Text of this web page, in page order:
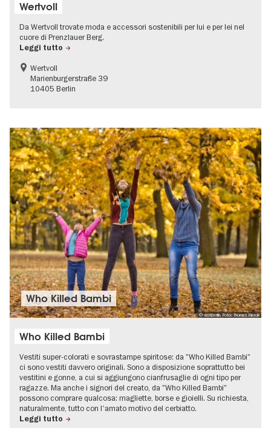
Wertvoll
Da Wertvoll trovate moda e accessori sostenibili per lui e per lei nel
cuore di Prenzlauer Berg.
Leggi tutto
Wertvoll
Marienburgerstraße 39
10405 Berlin
© visitBerlin, Foto: Thomas Kierok
Who Killed Bambi
Who Killed Bambi
Vestiti super-colorati e sovrastampe spiritose: da "Who Killed Bambi"
ci sono vestiti davvero originali. Sono a disposizione soprattutto bei
vestitini e gonne, a cui si aggiungono cianfrusaglie di ogni tipo per
ragazze. Ma anche i signori del creato, da "Who Killed Bambi"
possono comprare qualcosa: magliette, borse e gioielli. Su richiesta,
naturalmente, tutto con l'amato motivo del cerbiatto.
Leggi tutto